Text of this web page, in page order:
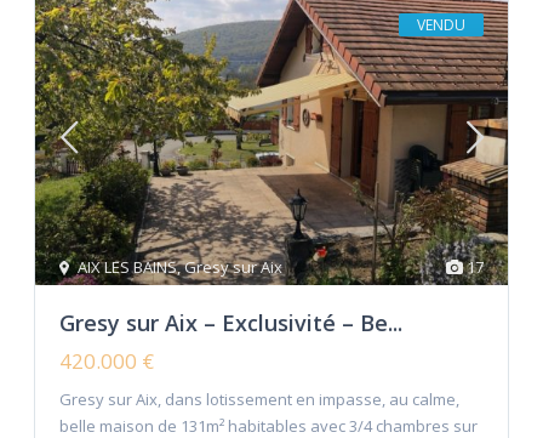
17
AIX LES BAINS,Gresy sur Aix
VENDU
Gresy sur Aix – Exclusivité – Be...
420.000 €
Gresy sur Aix, dans lotissement en impasse, au calme,
belle maison de 131m² habitables avec 3/4 chambres sur